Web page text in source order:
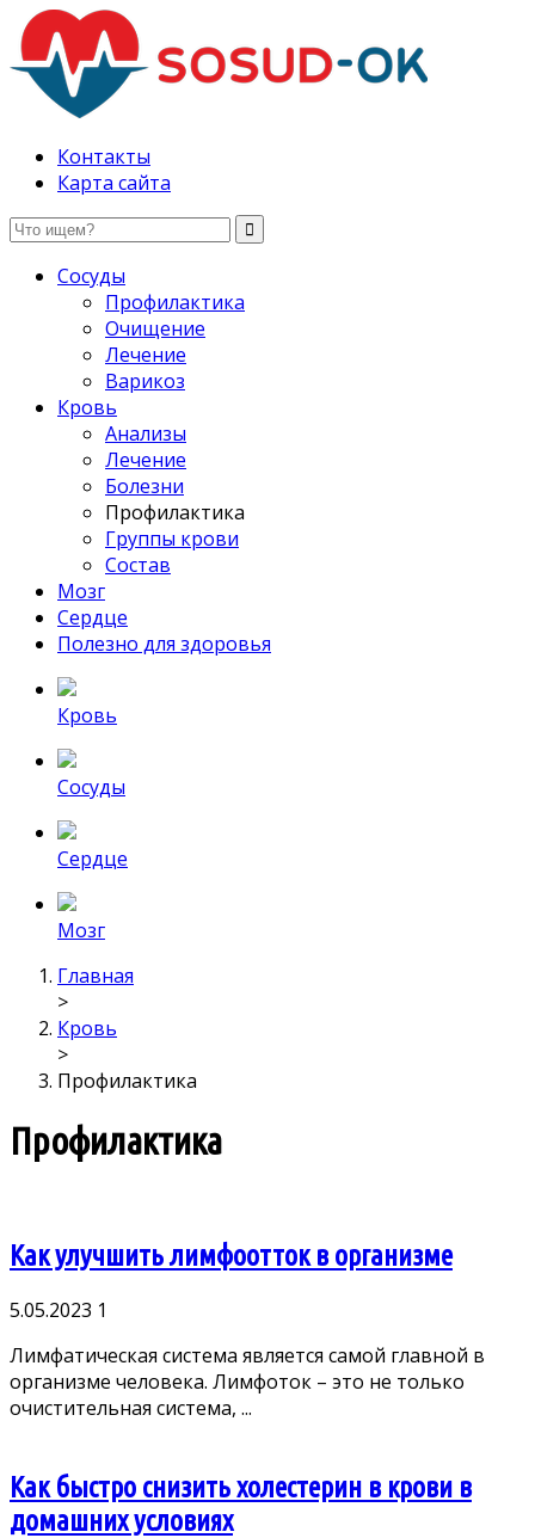
Здоровые сосуды, лечение и профилактика
Контакты
Карта сайта
Сосуды
Профилактика
Очищение
Лечение
Варикоз
Кровь
Анализы
Лечение
Болезни
Профилактика
Группы крови
Состав
Мозг
Сердце
Полезно для здоровья
Кровь
Сосуды
Сердце
Мозг
Главная
>
Кровь
>
Профилактика
Профилактика
Как улучшить лимфоотток в организме
5.05.2023 1
Лимфатическая система является самой главной в
организме человека. Лимфоток – это не только
очистительная система, ...
Как быстро снизить холестерин в крови в
домашних условиях